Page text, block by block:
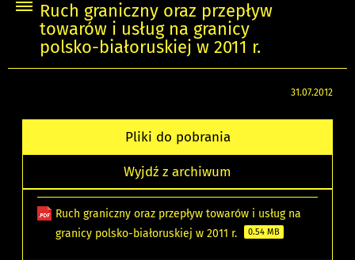
Ruch graniczny oraz przepływ
towarów i usług na granicy
polsko-białoruskiej w 2011 r.
31.07.2012
Pliki do pobrania
Wyjdź z archiwum
Ruch graniczny oraz przepływ towarów i usług na
granicy polsko-białoruskiej w 2011 r.
0.54 MB